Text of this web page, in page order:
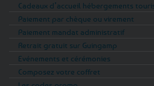
Cadeaux d’accueil hébergements
Paiement par chèque ou virement
Paiement mandat administratif
Retrait gratuit sur Guingamp
Evénements et cérémonies
Composez votre coffret